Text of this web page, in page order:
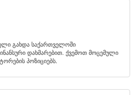
გახდა საქართველოში
დახმარებით. ქვემოთ მოცემული
პოზიციებს.